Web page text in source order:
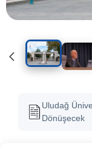
Uludağ
Dönüşecek